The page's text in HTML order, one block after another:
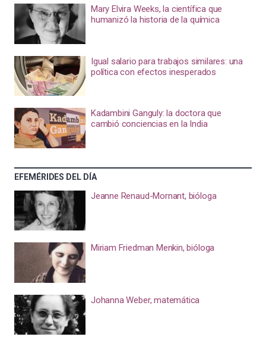
Mary Elvira Weeks, la científica que
humanizó la historia de la química
Igual salario para trabajos similares: una
política con efectos inesperados
Kadambini Ganguly: la doctora que
cambió conciencias en la India
EFEMÉRIDES DEL DÍA
Jeanne Renaud-Mornant, bióloga
Miriam Friedman Menkin, bióloga
Johanna Weber, matemática